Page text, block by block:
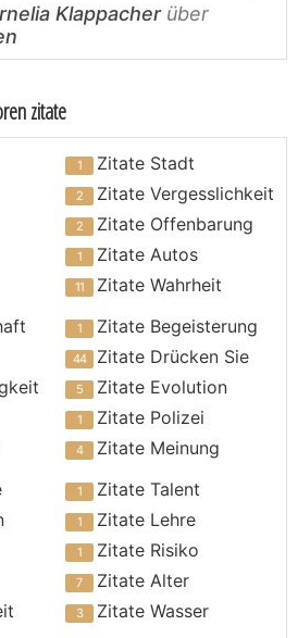
Klappacherüber
zitate
Zitate Stadt
Zitate Vergesslichkeit
Zitate Offenbarung
Zitate Autos
Zitate Wahrheit
Zitate Begeisterung
Zitate Drücken Sie
Zitate Evolution
Zitate Polizei
Zitate Meinung
Zitate Talent
Zitate Lehre
Zitate Risiko
Zitate Alter
Zitate Wasser